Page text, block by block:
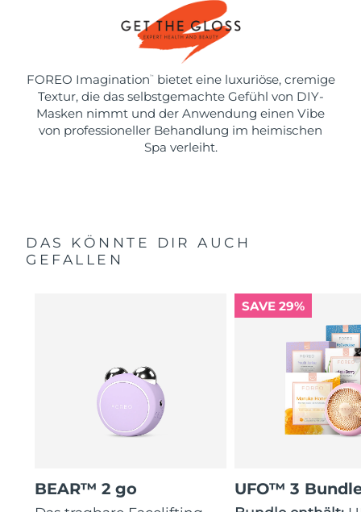
FOREO Imagination ™
bietet eine luxuriöse, cremige
Textur, die das selbstgemachte Gefühl von DIY-
Masken nimmt und der Anwendung einen Vibe
von professioneller Behandlung im heimischen
Spa verleiht.
DAS KÖNNTE DIR AUCH
GEFALLEN
BEAR™ 2 go
SAVE 29%
UFO™ 3